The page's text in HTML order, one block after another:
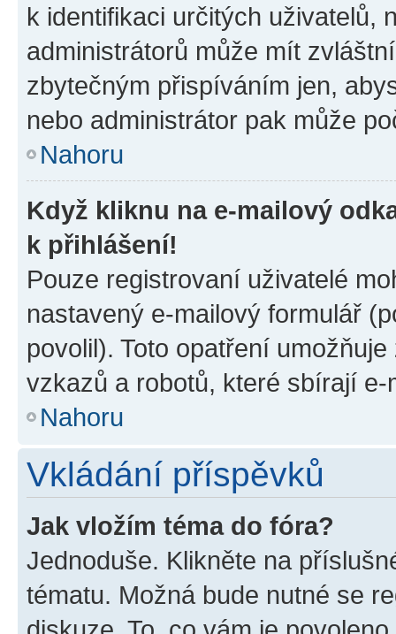
k identifikaci určitých uživatelů,
administrátorů může mít
zbytečným přispíváním jen,
nebo administrátor pak může
Nahoru
Když kliknu na e-mailový
k přihlášení!
Pouze registrovaní uživatelé
nastavený e-mailový formulář
povolil). Toto opatření
vzkazů a robotů, které sbírají e-
Nahoru
Vkládání příspěvků
Jak vložím téma do fóra?
Jednoduše. Klikněte na
tématu. Možná bude nutné se